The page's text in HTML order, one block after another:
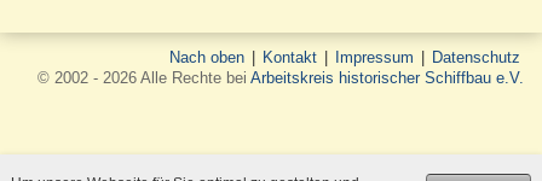
Nach oben Kontakt Impressum
Datenschutz
© 2002 - 2026 Alle Rechte bei Arbeitskreis historischer Schiffbau e.V.